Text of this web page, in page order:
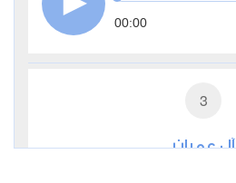
00:00
3
آل عمران